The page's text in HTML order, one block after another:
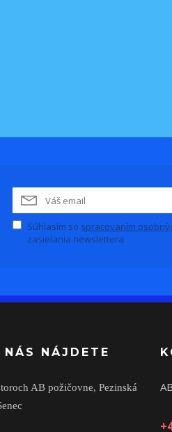
Súhlasím so spracovaním
zasielania newslettera.
NÁS NÁJDETE
AB požičovne, Pezinská